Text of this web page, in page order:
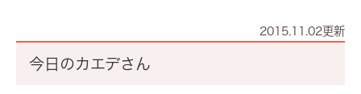
2015.11.02更新
今日のカエデさん